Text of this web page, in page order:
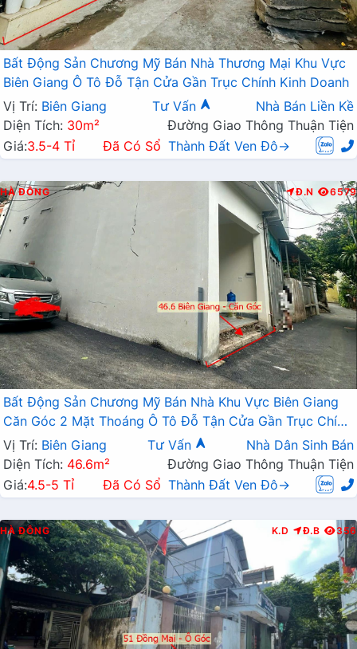
Bất Động Sản Chương Mỹ Bán Nhà Thương Mại Khu Vực
Biên Giang Ô Tô Đỗ Tận Cửa Gần Trục Chính Kinh Doanh
Vị Trí: Biên Giang Tư Vấn
Nhà Bán Liền Kề
Diện Tích: 30m²
Đường Giao Thông Thuận Tiện
Giá:3.5-4 Tỉ Đã Có Sổ Thành Đất Ven Đô→
HÀ ĐÔNG Đ.N 6579
Bất Động Sản Chương Mỹ Bán Nhà Khu Vực Biên Giang
Căn Góc 2 Mặt Thoáng Ô Tô Đỗ Tận Cửa Gần Trục Chính
Kinh Doanh
Vị Trí: Biên Giang Tư Vấn
Nhà Dân Sinh Bán
Diện Tích: 46.6m²
Đường Giao Thông Thuận Tiện
Giá:4.5-5 Tỉ Đã Có Sổ Thành Đất Ven Đô→
HÀ ĐÔNG K.D Đ.B 356